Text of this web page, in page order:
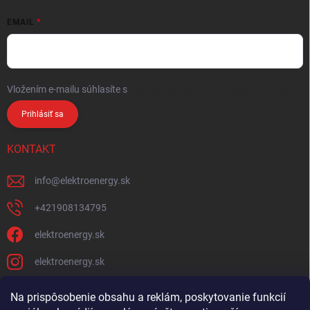
Na prispôsobenie obsahu a reklám, poskytovanie funkcií
EMAIL
Vložením e-mailu súhlasíte s
Prihlásiť sa
KONTAKT
info@elektroenergy.sk
+421908134795
elektroenergy.sk
elektroenergy.sk